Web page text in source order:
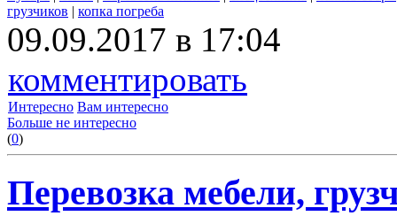
грузчиков | копка погреба
09.09.2017 в 17:04
комментировать
Интересно Вам интересно
Больше не интересно
(0)
Перевозка мебели,